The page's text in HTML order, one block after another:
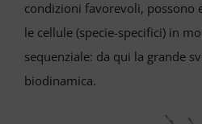
condizioni favorevoli, possono
le cellule (specie-specifici) in
sequenziale: da qui la grande
biodinamica.